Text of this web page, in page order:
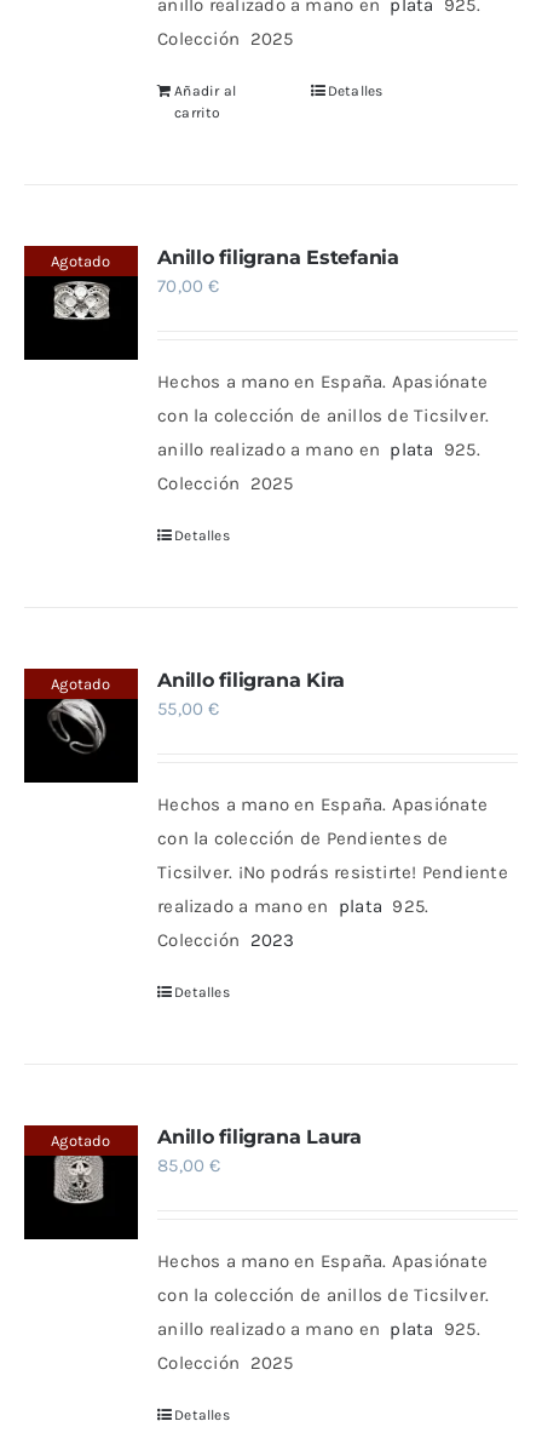
anillo realizado a mano en plata 925.
Colección 2025
Añadir al
carrito
Detalles
Agotado Anillo filigrana Estefania
70,00€
Hechos a mano en España. Apasiónate
con la colección de anillos de Ticsilver.
anillo realizado a mano en plata 925.
Colección 2025
Detalles
Agotado Anillo filigrana Kira
55,00€
Hechos a mano en España. Apasiónate
con la colección de Pendientes de
Ticsilver. ¡No podrás resistirte! Pendiente
realizado a mano en plata 925.
Colección 2023
Detalles
Agotado Anillo filigrana Laura
85,00€
Hechos a mano en España. Apasiónate
con la colección de anillos de Ticsilver.
anillo realizado a mano en plata 925.
Colección 2025
Detalles